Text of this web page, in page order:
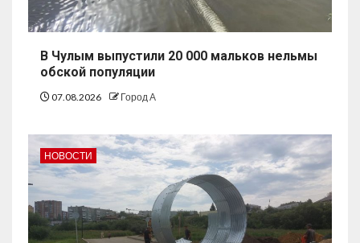
В Чулым выпустили 20 000 мальков нельмы
обской популяции
07.08.2026 Город А
НОВОСТИ